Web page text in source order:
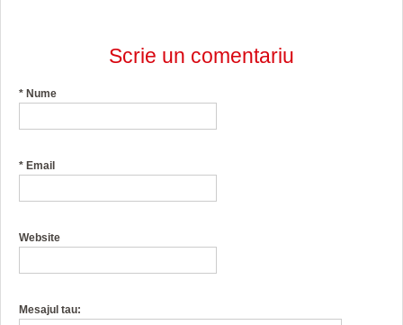
Scrie un comentariu
* Nume
* Email
Website
Mesajul tau: